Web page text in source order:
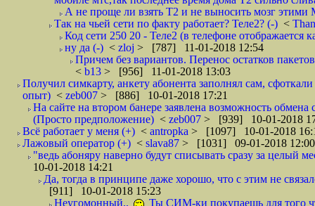
А не проще ли взять Т2 и не выносить мозг
Так на чьей сети по факту работает? Теле2? (-) <
Код сети 250 20 - Теле2 (в телефоне отображается
ну да (-) < zloj > [787] 11-01-2018 12:54
Причем без вариантов. Перенос остатков
< b13 > [956] 11-01-2018 13:03
Получил симкарту, анкету абонента заполнял сам,
опыт) < zeb007 > [886] 10-01-2018 17:21
На сайте на втором банере заявлена возможность
(Просто предположение) < zeb007 > [939] 10-01-2018
Всё работает у меня (+) < antropka > [1097] 10-01-2018
Лажовый оператор (+) < slava87 > [1031] 09-01-2018 12:00
"ведь абоняру наверно будут списывать сразу за целый
10-01-2018 14:21
Да, тогда в принципе даже хорошо, что с этим не
[911] 10-01-2018 15:23
Неугомонный..
Ты СИМ-ки покупаешь для того